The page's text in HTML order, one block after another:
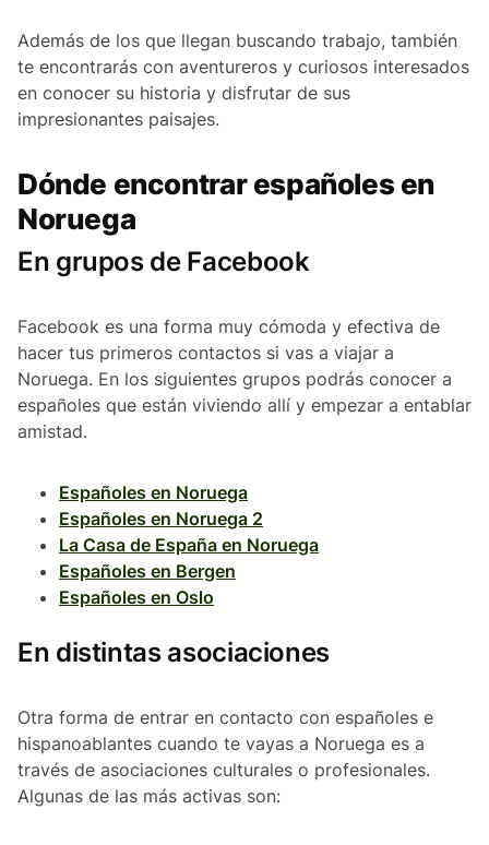
Además de los que llegan buscando trabajo, también
te encontrarás con aventureros y curiosos interesados
en conocer su historia y disfrutar de sus
impresionantes paisajes.
Dónde encontrar españoles en
Noruega
En grupos de Facebook
Facebook es una forma muy cómoda y efectiva de
hacer tus primeros contactos si vas a viajar a
Noruega. En los siguientes grupos podrás conocer a
españoles que están viviendo allí y empezar a entablar
amistad.
Españoles en Noruega
Españoles en Noruega 2
La Casa de España en Noruega
Españoles en Bergen
Españoles en Oslo
En distintas asociaciones
Otra forma de entrar en contacto con españoles e
hispanoablantes cuando te vayas a Noruega es a
través de asociaciones culturales o profesionales.
Algunas de las más activas son: